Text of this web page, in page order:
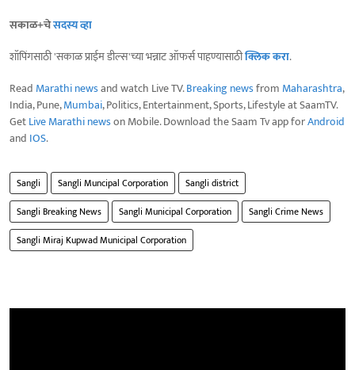
सकाळ+चेसदस्य व्हा
शॉपिंगसाठी 'सकाळ प्राईम डील्स'च्या भन्नाट ऑफर्स पाहण्यासाठीक्लिक करा.
Read Marathi newsand watch Live TV.Breaking newsfrom Maharashtra,
India, Pune,Mumbai, Politics, Entertainment, Sports, Lifestyle at SaamTV.
GetLive Marathi newson Mobile. Download the Saam Tv app forAndroid
and IOS.
Sangli Sangli Muncipal Corporation
Sangli district
Sangli Breaking News
Sangli Municipal Corporation
Sangli Crime News
Sangli Miraj Kupwad Municipal Corporation